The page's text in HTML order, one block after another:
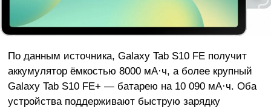
По данным источника, Galaxy Tab S10 FE получит
аккумулятор ёмкостью 8000 мА·ч, а более крупный
Galaxy Tab S10 FE+ — батарею на 10 090 мА·ч. Оба
устройства поддерживают быструю зарядку